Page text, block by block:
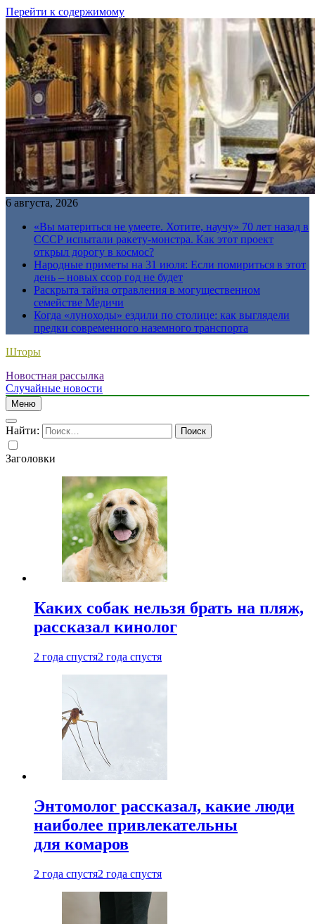
Перейти к содержимому
6 августа, 2026
«Вы материться не умеете. Хотите, научу» 70 лет назад в
СССР испытали ракету-монстра. Как этот проект
открыл дорогу в космос?
Народные приметы на 31 июля: Если помириться в этот
день – новых ссор год не будет
Раскрыта тайна отравления в могущественном
семействе Медичи
Когда «луноходы» ездили по столице: как выглядели
предки современного наземного транспорта
Шторы
Новостная рассылка
Случайные новости
Меню
Найти:
Заголовки
Каких собак нельзя брать на пляж,
рассказал кинолог
2 года спустя2 года спустя
Энтомолог рассказал, какие люди
наиболее привлекательны
для комаров
2 года спустя2 года спустя